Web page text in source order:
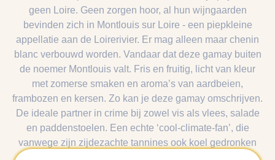
geen Loire. Geen zorgen hoor, al hun wijngaarden
bevinden zich in Montlouis sur Loire - een piepkleine
appellatie aan de Loirerivier. Er mag alleen maar chenin
blanc verbouwd worden. Vandaar dat deze gamay buiten
de noemer Montlouis valt. Fris en fruitig, licht van kleur
met zomerse smaken en aroma’s van aardbeien,
frambozen en kersen. Zo kan je deze gamay omschrijven.
De ideale partner in crime bij zowel vis als vlees, salade
en paddenstoelen. Een echte ‘cool-climate-fan’, die
vanwege zijn zijdezachte tannines ook koel gedronken